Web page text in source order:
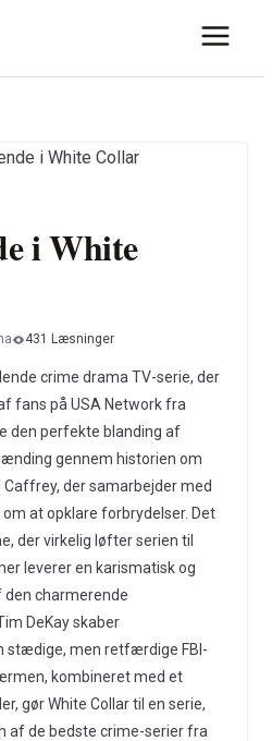
i White
431 Læsninger
crime drama TV-serie, der
fans på USA Network fra
den perfekte blanding af
gennem historien om
Caffrey, der samarbejder med
at opklare forbrydelser. Det
der virkelig løfter serien til
leverer en karismatisk og
charmerende
DeKay skaber
stædige, men retfærdige FBI-
kombineret med et
gør White Collar til en serie,
af de bedste crime-serier fra